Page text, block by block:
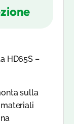
HD65S –
sulla